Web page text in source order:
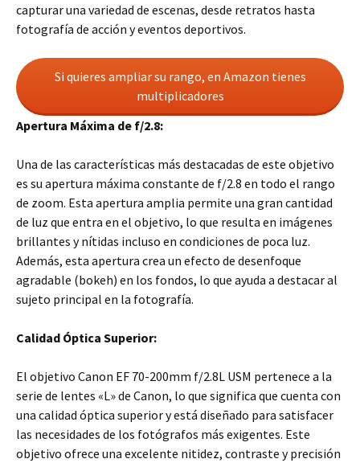
capturar una variedad de escenas, desde retratos hasta
fotografía de acción y eventos deportivos.
Si quieres ampliar su rango, en Amazon tienes
multiplicadores
Apertura Máxima de f/2.8:
Una de las características más destacadas de este objetivo
es su apertura máxima constante de f/2.8 en todo el rango
de zoom. Esta apertura amplia permite una gran cantidad
de luz que entra en el objetivo, lo que resulta en imágenes
brillantes y nítidas incluso en condiciones de poca luz.
Además, esta apertura crea un efecto de desenfoque
agradable (bokeh) en los fondos, lo que ayuda a destacar al
sujeto principal en la fotografía.
Calidad Óptica Superior:
El objetivo Canon EF 70-200mm f/2.8L USM pertenece a la
serie de lentes «L» de Canon, lo que significa que cuenta con
una calidad óptica superior y está diseñado para satisfacer
las necesidades de los fotógrafos más exigentes. Este
objetivo ofrece una excelente nitidez, contraste y precisión